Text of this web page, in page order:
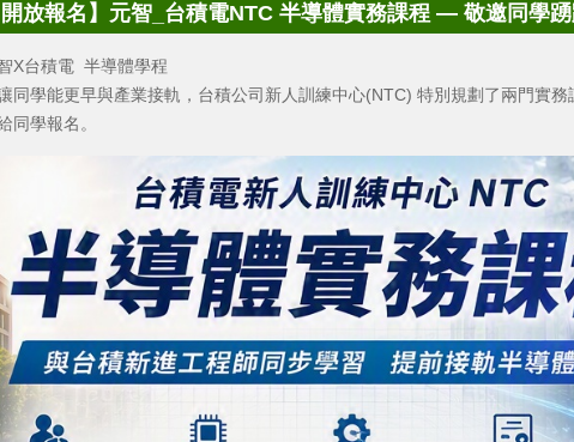
放報名】元智_台積電NTC 半導體實務課程 — 敬邀同學踴
X台積電 半導體學程
同學能更早與產業接軌，台積公司新人訓練中心(NTC) 特別規劃了兩門實
同學報名。